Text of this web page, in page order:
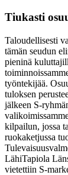
Tiukasti
Taloudellisesti
tämän seudun
pieninä
työntekijää.
tuloksen
jälkeen S-
kilpailun, jossa
ruokaketjussa
LähiTapiola
vietettiin S-